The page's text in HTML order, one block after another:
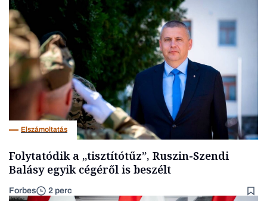
Elszámoltatás
Folytatódik a „tisztítótűz”, Ruszin-Szendi
Balásy egyik cégéről is beszélt
Forbes 2 perc